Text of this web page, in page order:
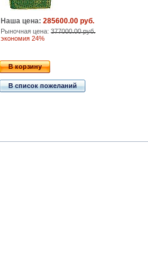
Наша цена: 285600.00 руб.
Рыночная цена: 377000.00 руб.
экономия 24%
В корзину
В список пожеланий